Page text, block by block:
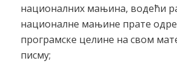
националних мањина, водећи
националне мањине прате
програмске целине на свом
писму;